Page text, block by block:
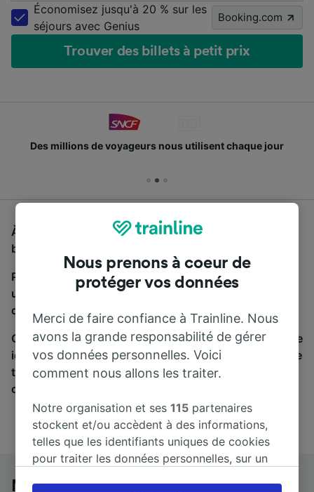
Économisez jusqu'à 20 % sur les
séjours avec Genius
Booking.com
Trouver des billets à petit prix
Des millions de voyageurs nous utilisent chaque jour
À la recherche d'un bus de Metz à Trier, vous êtes au
bon endroit.
Pour trouver des billets de bus, lancez simplement
une recherche ci-dessus. Nous comparons les temps
de trajets et les prix des voyages, en train et en bus.
Qu’importe votre destination, votre voyage commence
ici. Nous collaborons avec plus de 170 compagnies de
train et de bus. Consultez et achetez vos billets sur
cette page.
Metz à Trier en bus
Nous prenons à coeur de
protéger vos données
Merci de faire confiance à Trainline. Nous
avons la grande responsabilité de gérer
vos données personnelles. Voici
comment nous allons les traiter.
Notre organisation et ses115 partenaires
stockent et/ou accèdent à des informations,
telles que les identifiants uniques de cookies
pour traiter les données personnelles, sur un